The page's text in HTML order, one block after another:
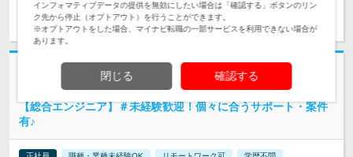
求人詳細を見る 気になる
株式会社クラフト | 完全週休2日制／賞与年2回＋決算賞与／住宅手当あり
【総合エンジニア】＃未経験歓迎！個々に合うサポート・案件
有♪
インフォマティブデータの提供を無効にしたい場合は「確認する」ボタンのリン
ク先から停止（オプトアウト）を行うことができます。
※オプトアウトをした場合、マイナビ転職の一部サービスを利用できない場合が
あります。
閉じる 確認する